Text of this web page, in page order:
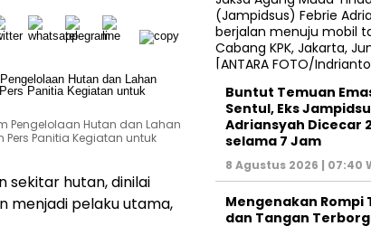
Pengelolaan Hutan dan Lahan
Panitia Kegiatan untuk
sekitar hutan, dinilai
menjadi pelaku utama,
Buntut Temuan
Sentul, Eks
Adriansyah Dicecar
selama 7 Jam
8 Agustus 2026 | 07:40
Mengenakan Rompi
dan Tangan